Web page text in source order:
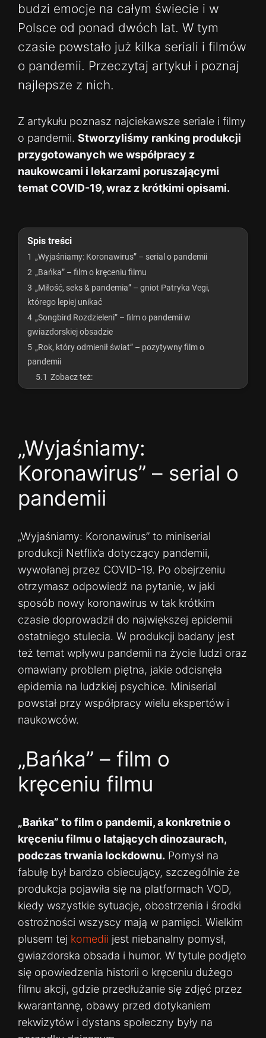
budzi emocje na całym świecie i w
Polsce od ponad dwóch lat. W tym
czasie powstało już kilka seriali i filmów
o pandemii. Przeczytaj artykuł i poznaj
najlepsze z nich.
Z artykułu poznasz najciekawsze seriale i filmy
o pandemii. Stworzyliśmy ranking produkcji
przygotowanych we współpracy z
naukowcami i lekarzami poruszającymi
temat COVID-19, wraz z krótkimi opisami.
Spis treści
1 „Wyjaśniamy: Koronawirus” – serial o pandemii
2 „Bańka” – film o kręceniu filmu
3 „Miłość, seks & pandemia” – gniot Patryka Vegi,
którego lepiej unikać
4 „Songbird Rozdzieleni” – film o pandemii w
gwiazdorskiej obsadzie
5 „Rok, który odmienił świat” – pozytywny film o
pandemii
5.1 Zobacz też:
„Wyjaśniamy:
Koronawirus” – serial o
pandemii
„Wyjaśniamy: Koronawirus” to miniserial
produkcji Netflix’a dotyczący pandemii,
wywołanej przez COVID-19. Po obejrzeniu
otrzymasz odpowiedź na pytanie, w jaki
sposób nowy koronawirus w tak krótkim
czasie doprowadził do największej epidemii
ostatniego stulecia. W produkcji badany jest
też temat wpływu pandemii na życie ludzi oraz
omawiany problem piętna, jakie odcisnęła
epidemia na ludzkiej psychice. Miniserial
powstał przy współpracy wielu ekspertów i
naukowców.
„Bańka” – film o
kręceniu filmu
„Bańka” to film o pandemii, a konkretnie o
kręceniu filmu o latających dinozaurach,
podczas trwania lockdownu. Pomysł na
fabułę był bardzo obiecujący, szczególnie że
produkcja pojawiła się na platformach VOD,
kiedy wszystkie sytuacje, obostrzenia i środki
ostrożności wszyscy mają w pamięci. Wielkim
plusem tej komedii jest niebanalny pomysł,
gwiazdorska obsada i humor. W tytule podjęto
się opowiedzenia historii o kręceniu dużego
filmu akcji, gdzie przedłużanie się zdjęć przez
kwarantannę, obawy przed dotykaniem
rekwizytów i dystans społeczny były na